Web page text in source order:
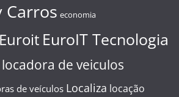
Carros economia
Euroit EuroIT Tecnologia
locadora de veiculos
de veículos Localiza locação